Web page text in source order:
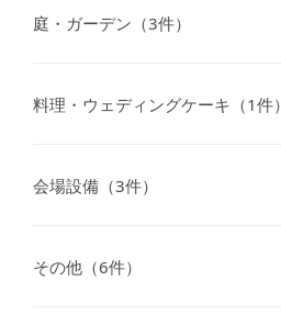
庭・ガーデン （3件）
料理・ウェディングケーキ （1件）
会場設備 （3件）
その他 （6件）